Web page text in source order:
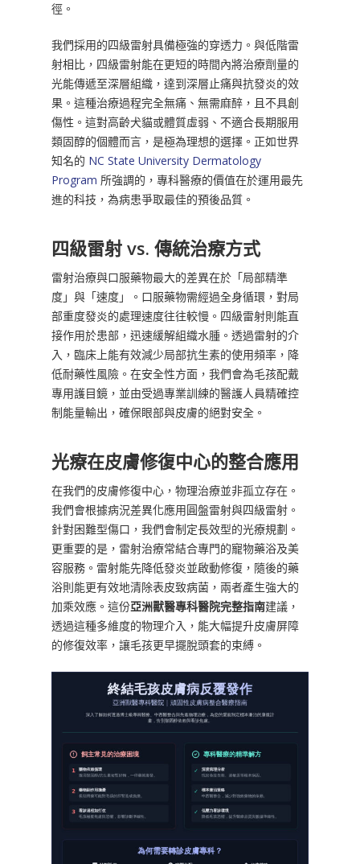
徑。
我們採用的四級雷射具備極強的穿透力。與低階雷
射相比，四級雷射能在更短的時間內將治療劑量的
光能傳遞至深層組織，達到深層止痛與抗發炎的效
果。這種治療過程完全無痛、無需麻醉，且不具創
傷性。這對高齡犬貓或體質虛弱、不適合長期服用
類固醇的個體而言，是極為理想的選擇。正如世界
知名的 NC State University Dermatology
Program 所強調的，專科醫療的價值在於運用最先
進的科技，為病患爭取最佳的預後品質。
四級雷射 vs. 傳統治療方式
雷射治療與口服藥物最大的差異在於「局部精準
度」與「速度」。口服藥物需經過全身循環，對局
部重度發炎的處理速度往往較慢。四級雷射則能直
接作用於患部，迅速緩解組織水腫。透過雷射的介
入，臨床上能有效減少局部抗生素的使用頻率，降
低耐藥性風險。在安全性方面，我們會為毛孩配戴
專用護目鏡，並由受過專業訓練的醫護人員精確控
制能量輸出，確保眼部與皮膚的絕對安全。
光療在皮膚修復中心的整合應用
在我們的皮膚修復中心，物理治療並非孤立存在。
我們會根據病況差異化應用圓盤雷射與四級雷射。
針對困難型傷口，我們會制定長效型的光療規劃。
更重要的是，雷射治療常結合專門的寵物藥浴及美
容服務。雷射能先降低發炎並啟動修復，隨後的藥
浴則能更有效地清除表皮致病菌，兩者產生強大的
加乘效應。這份亞洲獸醫專科醫院完整指南建議，
透過這種多維度的物理介入，能大幅提升皮膚屏障
的修復效率，讓毛孩更早擺脫頭套的束縛。